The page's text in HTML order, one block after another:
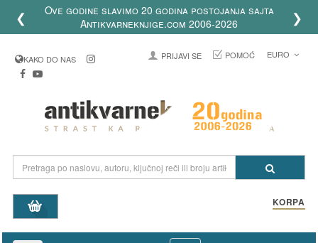
❮
Ove godine slavimo 20 godina postojanja sajta
Antikvarneknjige.com 2006-2026
❯
KAKO DO NAS PRIJAVI SE POMOĆ EURO
KORPA